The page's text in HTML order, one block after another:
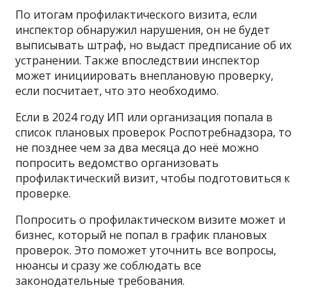
По итогам профилактического визита, если
инспектор обнаружил нарушения, он не будет
выписывать штраф, но выдаст предписание об их
устранении. Также впоследствии инспектор
может инициировать внеплановую проверку,
если посчитает, что это необходимо.
Если в 2024 году ИП или организация попала в
список плановых проверок Роспотребнадзора, то
не позднее чем за два месяца до неё можно
попросить ведомство организовать
профилактический визит, чтобы подготовиться к
проверке.
Попросить о профилактическом визите может и
бизнес, который не попал в график плановых
проверок. Это поможет уточнить все вопросы,
нюансы и сразу же соблюдать все
законодательные требования.